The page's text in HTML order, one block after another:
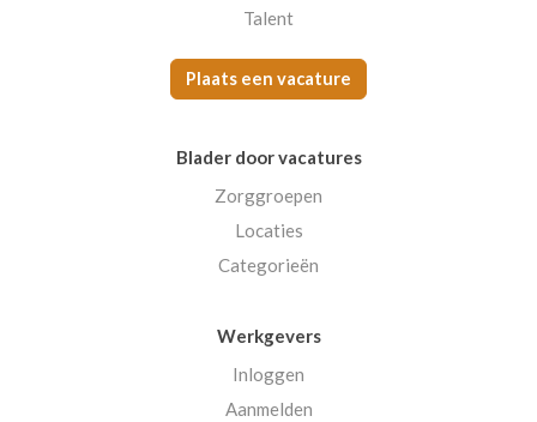
Talent
Plaats een vacature
Blader door vacatures
Zorggroepen
Locaties
Categorieën
Werkgevers
Inloggen
Aanmelden